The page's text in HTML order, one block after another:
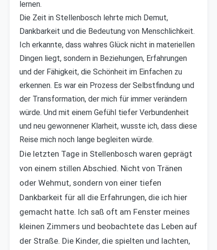
lernen.
Die Zeit in Stellenbosch lehrte mich Demut,
Dankbarkeit und die Bedeutung von Menschlichkeit.
Ich erkannte, dass wahres Glück nicht in materiellen
Dingen liegt, sondern in Beziehungen, Erfahrungen
und der Fähigkeit, die Schönheit im Einfachen zu
erkennen. Es war ein Prozess der Selbstfindung und
der Transformation, der mich für immer verändern
würde. Und mit einem Gefühl tiefer Verbundenheit
und neu gewonnener Klarheit, wusste ich, dass diese
Reise mich noch lange begleiten würde.
Die letzten Tage in Stellenbosch waren geprägt
von einem stillen Abschied. Nicht von Tränen
oder Wehmut, sondern von einer tiefen
Dankbarkeit für all die Erfahrungen, die ich hier
gemacht hatte. Ich saß oft am Fenster meines
kleinen Zimmers und beobachtete das Leben auf
der Straße. Die Kinder, die spielten und lachten,